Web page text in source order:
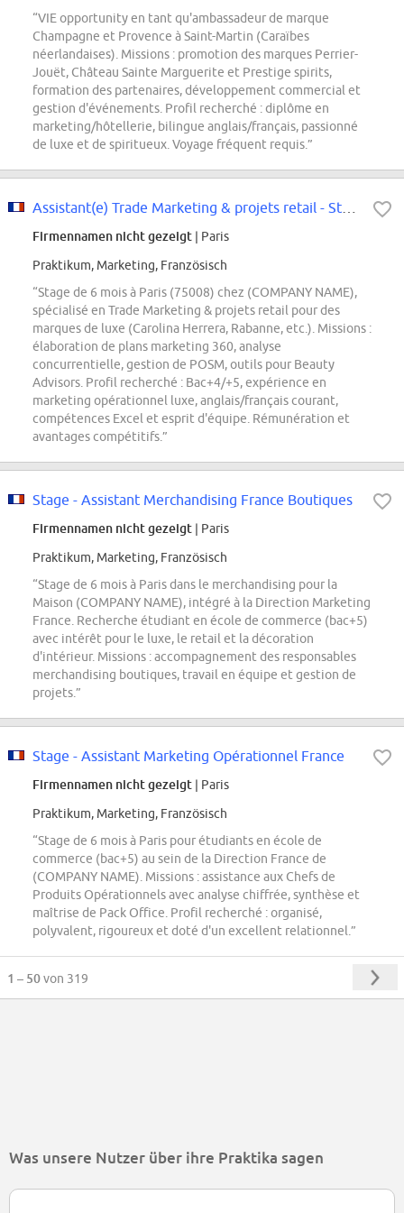
“VIE opportunity en tant qu'ambassadeur de marque
Champagne et Provence à Saint-Martin (Caraïbes
néerlandaises). Missions : promotion des marques Perrier-
Jouët, Château Sainte Marguerite et Prestige spirits,
formation des partenaires, développement commercial et
gestion d'événements. Profil recherché : diplôme en
marketing/hôtellerie, bilingue anglais/français, passionné
de luxe et de spiritueux. Voyage fréquent requis.”
Firmennamen nicht gezeigt | Paris
Praktikum, Marketing, Französisch
“Stage de 6 mois à Paris (75008) chez (COMPANY NAME),
spécialisé en Trade Marketing & projets retail pour des
marques de luxe (Carolina Herrera, Rabanne, etc.). Missions :
élaboration de plans marketing 360, analyse
concurrentielle, gestion de POSM, outils pour Beauty
Advisors. Profil recherché : Bac+4/+5, expérience en
marketing opérationnel luxe, anglais/français courant,
compétences Excel et esprit d'équipe. Rémunération et
avantages compétitifs.”
Stage - Assistant Merchandising France Boutiques
Firmennamen nicht gezeigt | Paris
Praktikum, Marketing, Französisch
“Stage de 6 mois à Paris dans le merchandising pour la
Maison (COMPANY NAME), intégré à la Direction Marketing
France. Recherche étudiant en école de commerce (bac+5)
avec intérêt pour le luxe, le retail et la décoration
d'intérieur. Missions : accompagnement des responsables
merchandising boutiques, travail en équipe et gestion de
projets.”
Stage - Assistant Marketing Opérationnel France
Firmennamen nicht gezeigt | Paris
Praktikum, Marketing, Französisch
“Stage de 6 mois à Paris pour étudiants en école de
commerce (bac+5) au sein de la Direction France de
(COMPANY NAME). Missions : assistance aux Chefs de
Produits Opérationnels avec analyse chiffrée, synthèse et
maîtrise de Pack Office. Profil recherché : organisé,
polyvalent, rigoureux et doté d'un excellent relationnel.”
1 – 50von 319
Was unsere Nutzer über ihre Praktika sagen